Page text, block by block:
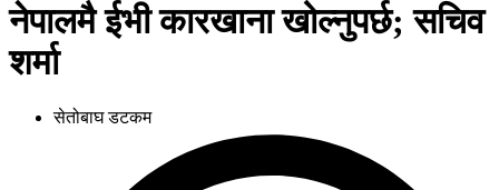
नेपालमै ईभी कारखाना खोल्नुपर्छ; सचिव
शर्मा
सेतोबाघ डटकम